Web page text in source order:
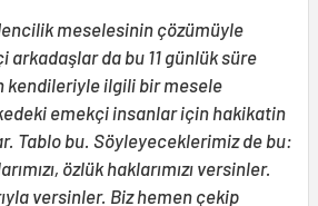
meselesinin çözümüyle
arkadaşlar da bu 11 günlük süre
kendileriyle ilgili bir mesele
emekçi insanlar için hakikatin
Tablo bu. Söyleyeceklerimiz de bu:
özlük haklarımızı versinler.
versinler. Biz hemen çekip